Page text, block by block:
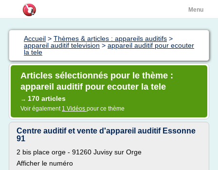
Menu
Accueil > Thèmes & articles : appareils auditifs >
appareil auditif television > appareil auditif pour ecouter
la tele
Articles sélectionnés pour le thème :
appareil auditif pour ecouter la tele
→ 170 articles
Voir également 1 Vidéos pour ce thème
Centre auditif et vente d'appareil auditif Essonne
91
2 bis place orge - 91260 Juvisy sur Orge
Afficher le numéro